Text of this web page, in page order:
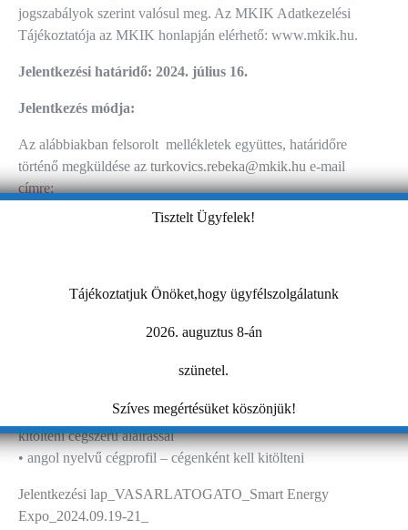
jogszabályok szerint valósul meg. Az MKIK Adatkezelési
Tájékoztatója az MKIK honlapján elérhető: www.mkik.hu.
Jelentkezési határidő: 2024. július 16.
Jelentkezés módja:
Az alábbiakban felsorolt mellékletek együttes, határidőre
történő megküldése az turkovics.rebeka@mkik.hu e-mail
címre:
• társkiállítói költségvállalási nyilatkozat – cégenként kell
• angol nyelvű cégprofil – cégenként kell kitölteni
• vásárlátogatói költségvállalási nyilatkozat – cégenként kell
kitölteni cégszerű aláírással
• angol nyelvű cégprofil – cégenként kell kitölteni
Jelentkezési lap_VASARLATOGATO_Smart Energy
Expo_2024.09.19-21_
Tisztelt Ügyfelek!
Tájékoztatjuk Önöket,hogy ügyfélszolgálatunk
2026. auguztus 8-án
szünetel.
Szíves megértésüket köszönjük!